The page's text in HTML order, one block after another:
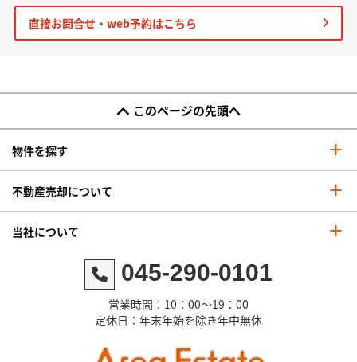
直接お問合せ・web予約はこちら
このページの先頭へ
物件を探す
不動産売却について
当社について
045-290-0101
営業時間：10：00～19：00
定休日：年末年始を除き年中無休